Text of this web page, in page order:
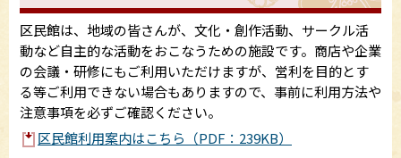
区民館は、地域の皆さんが、文化・創作活動、サークル活
動など自主的な活動をおこなうための施設です。商店や企業
の会議・研修にもご利用いただけますが、営利を目的とす
る等ご利用できない場合もありますので、事前に利用方法や
注意事項を必ずご確認ください。
区民館利用案内はこちら（PDF：239KB）